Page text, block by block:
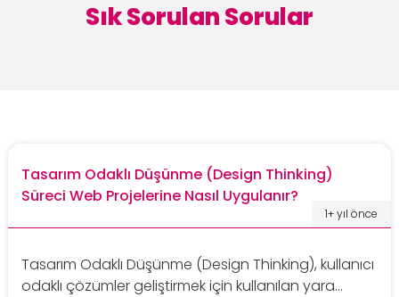
Sık Sorulan Sorular
Tasarım Odaklı Düşünme (Design Thinking)
Süreci Web Projelerine Nasıl Uygulanır?
1+ yıl önce
Tasarım Odaklı Düşünme (Design Thinking), kullanıcı
odaklı çözümler geliştirmek için kullanılan yara...